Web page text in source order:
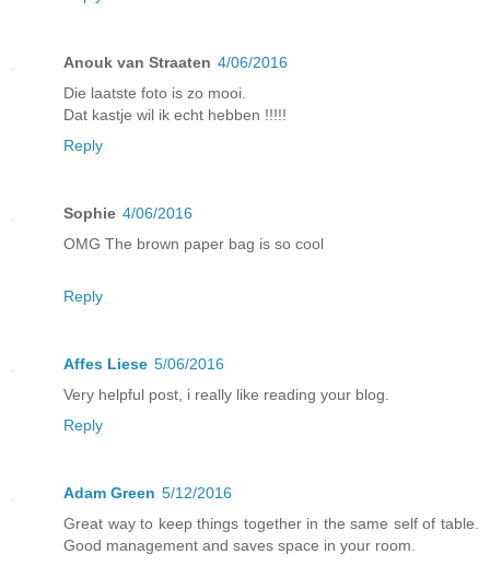
Anouk van Straaten 4/06/2016
Die laatste foto is zo mooi.
Dat kastje wil ik echt hebben !!!!!
Reply
Sophie 4/06/2016
OMG The brown paper bag is so cool
Reply
Affes Liese 5/06/2016
Very helpful post, i really like reading your blog.
Reply
Adam Green 5/12/2016
Great way to keep things together in the same self of table.
Good management and saves space in your room.